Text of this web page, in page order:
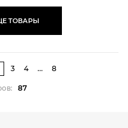
ТОВАРЫ
3 4 ... 8
87